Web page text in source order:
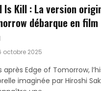
Is Kill : La version
débarque en film
octobre 2025
après Edge of Tomorrow,
imaginée par Hiroshi